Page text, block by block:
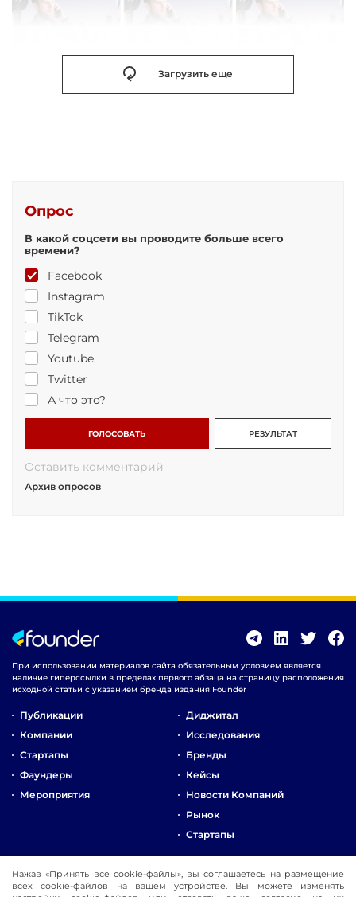
Загрузить еще
Опрос
В какой соцсети вы проводите больше всего
времени?
Facebook
Instagram
TikTok
Telegram
Youtube
Twitter
А что это?
ГОЛОСОВАТЬ РЕЗУЛЬТАТ
Оставить комментарий
Архив опросов
При использовании материалов сайта обязательным условием является
наличие гиперссылки в пределах первого абзаца на страницу расположения
исходной статьи с указанием бренда издания Founder
Публикации
Компании
Стартапы
Фаундеры
Мероприятия
Диджитал
Исследования
Бренды
Кейсы
Новости Компаний
Рынок
Стартапы
Реклама
Нажав «Принять все cookie-файлы», вы соглашаетесь на размещение
всех cookie-файлов на вашем устройстве. Вы можете изменять